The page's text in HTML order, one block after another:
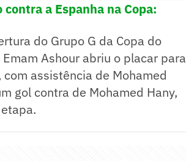
a Espanha na Copa:
do Grupo G da Copa do
Ashour abriu o placar para
assistência de Mohamed
gol contra de Mohamed Hany,